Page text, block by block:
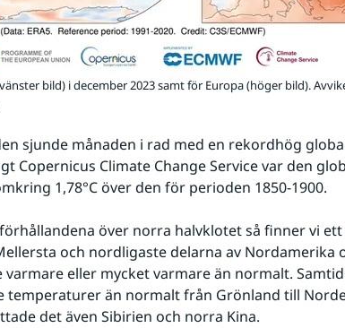
bild) i december 2023 samt för Europa (höger bild).
sjunde månaden i rad med en rekordhög
Copernicus Climate Change Service var den
1,78°C över den för perioden 1850-1900.
över norra halvklotet så finner vi
och nordligaste delarna av Nordamerika
varmare eller mycket varmare än normalt.
temperaturer än normalt från Grönland till
det även Sibirien och norra Kina.